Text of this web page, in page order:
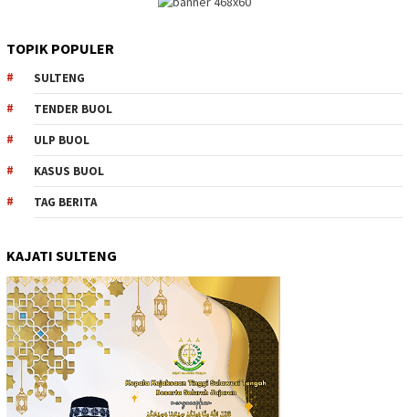
TOPIK POPULER
SULTENG
TENDER BUOL
ULP BUOL
KASUS BUOL
TAG BERITA
KAJATI SULTENG